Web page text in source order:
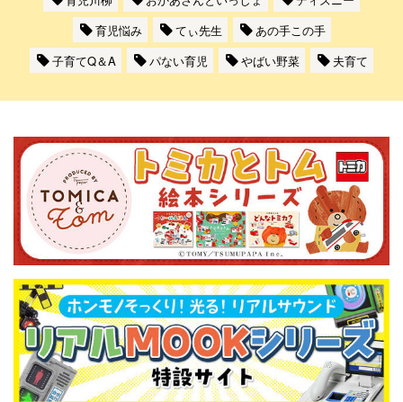
育児悩み
てぃ先生
あの手この手
子育てQ＆A
パない育児 やばい野菜 夫育て